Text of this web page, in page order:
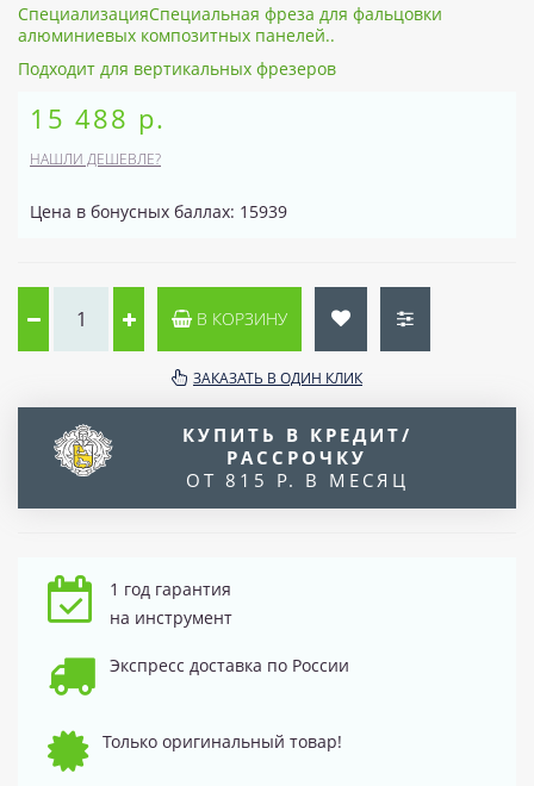
СпециализацияСпециальная фреза для фальцовки
алюминиевых композитных панелей..
Подходит для вертикальных фрезеров
15 488 р.
НАШЛИ ДЕШЕВЛЕ?
Цена в бонусных баллах: 15939
В КОРЗИНУ
ЗАКАЗАТЬ В ОДИН КЛИК
КУПИТЬ В КРЕДИТ/
РАССРОЧКУ
ОТ 815 Р. В МЕСЯЦ
1 год гарантия
на инструмент
Экспресс доставка по России
Только оригинальный товар!